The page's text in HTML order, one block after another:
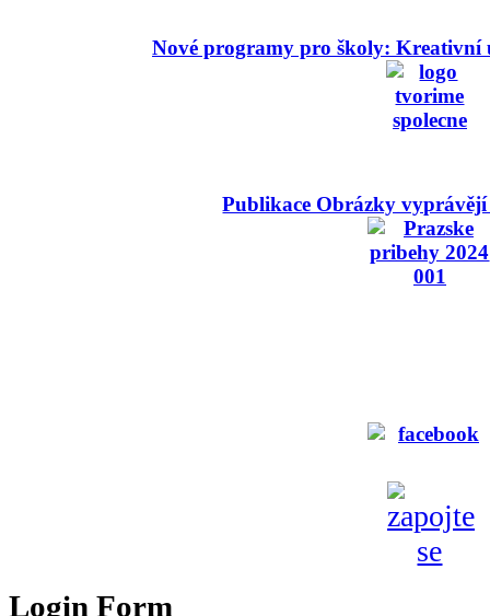
Nové programy pro školy: Kreativní
Publikace Obrázky
Login Form